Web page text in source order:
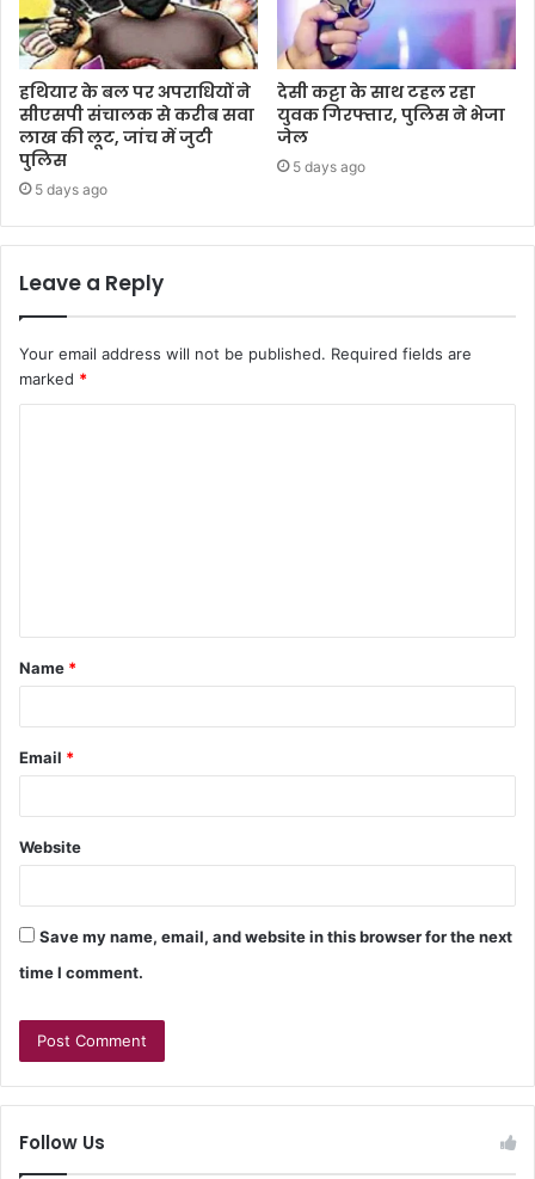
हथियार के बल पर अपराधियों ने
सीएसपी संचालक से करीब सवा
लाख की लूट, जांच में जुटी
पुलिस
5 days ago
देसी कट्टा के साथ टहल रहा
युवक गिरफ्तार, पुलिस ने भेजा
जेल
5 days ago
Leave a Reply
Your email address will not be published. Required fields are
marked *
Name *
Email *
Website
Save my name, email, and website in this browser for the next
time I comment.
Follow Us